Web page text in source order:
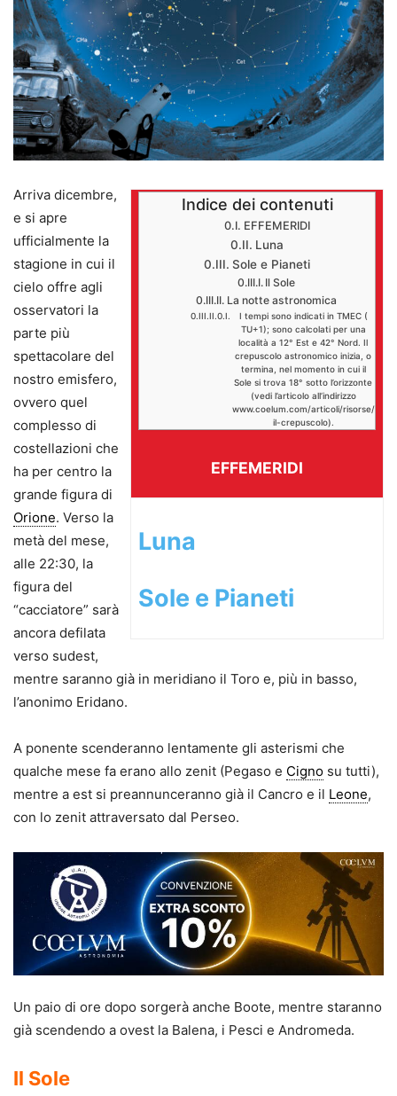
Indice dei contenuti
EFFEMERIDI
Luna
Sole e Pianeti
Il Sole
La notte astronomica
I tempi sono indicati in TMEC (
TU+1); sono calcolati per una
località a 12° Est e 42° Nord. Il
crepuscolo astronomico inizia, o
termina, nel momento in cui il
Sole si trova 18° sotto l’orizzonte
(vedi l’articolo all’indi­rizzo
www.coelum.com/articoli/risorse/
il-crepuscolo).
EFFEMERIDI
Luna
Sole e Pianeti
Arriva dicembre,
e si apre
ufficialmente la
stagione in cui il
cielo offre agli
osservatori la
parte più
spettacolare del
nostro emisfero,
ovvero quel
complesso di
costellazioni che
ha per centro la
grande figura di
Orione. Verso la
metà del mese,
alle 22:30, la
figura del
“cacciatore” sarà
ancora defilata
verso sudest,
mentre saranno già in meridiano il Toro e, più in basso,
l’anonimo Eridano.
A ponente scenderanno lentamente gli asterismi che
qualche mese fa erano allo zenit (Pegaso e Cigno su tutti),
mentre a est si preannunceranno già il Cancro e il Leone,
con lo zenit attraversato dal Perseo.
Un paio di ore dopo sorgerà anche Boote, mentre staranno
già scendendo a ovest la Balena, i Pesci e Andromeda.
Il Sole